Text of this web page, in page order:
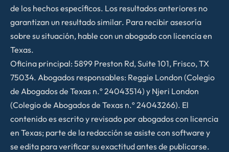
de los hechos específicos. Los resultados anteriores no
garantizan un resultado similar. Para recibir asesoría
sobre su situación, hable con un abogado con licencia en
Texas.
Oficina principal: 5899 Preston Rd, Suite 101, Frisco, TX
75034. Abogados responsables: Reggie London (Colegio
de Abogados de Texas n.º 24043514) y Njeri London
(Colegio de Abogados de Texas n.º 24043266). El
contenido es escrito y revisado por abogados con licencia
en Texas; parte de la redacción se asiste con software y
se edita para verificar su exactitud antes de publicarse.